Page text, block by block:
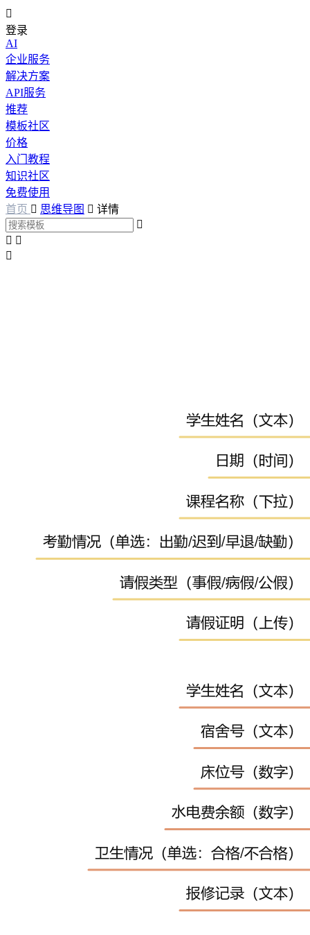

登录
AI
企业服务
解决方案
API服务
推荐
模板社区
价格
入门教程
知识社区
免费使用
首页  思维导图  详情

 
